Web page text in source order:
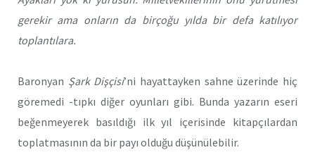
gerekir ama onların da birçoğu yılda bir defa katılıyor
toplantılara.
Baronyan Şark Dişçisi’ni hayattayken sahne üzerinde hiç
göremedi -tıpkı diğer oyunları gibi. Bunda yazarın eseri
beğenmeyerek basıldığı ilk yıl içerisinde kitapçılardan
toplatmasının da bir payı olduğu düşünülebilir.